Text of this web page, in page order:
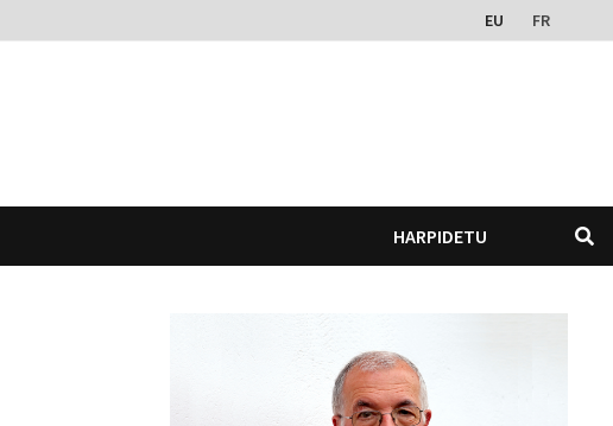
EU FR
HARPIDETU